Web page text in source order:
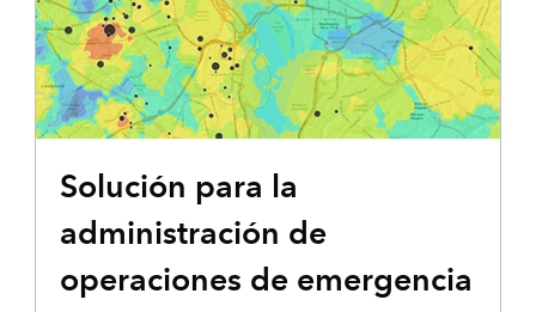
Solución para la
administración de
operaciones de emergencia